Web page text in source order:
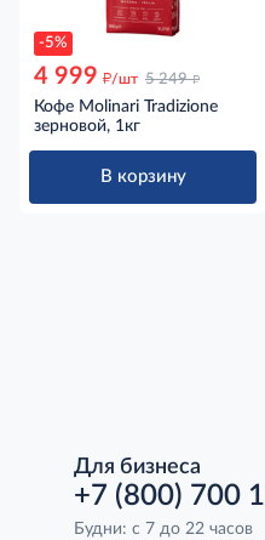
-5%
4 999 д/шт 5 249 д
Кофе Molinari Tradizione
зерновой, 1кг
В корзину
Для бизнеса
+7 (800) 700
Будни: с 7 до 22 часов